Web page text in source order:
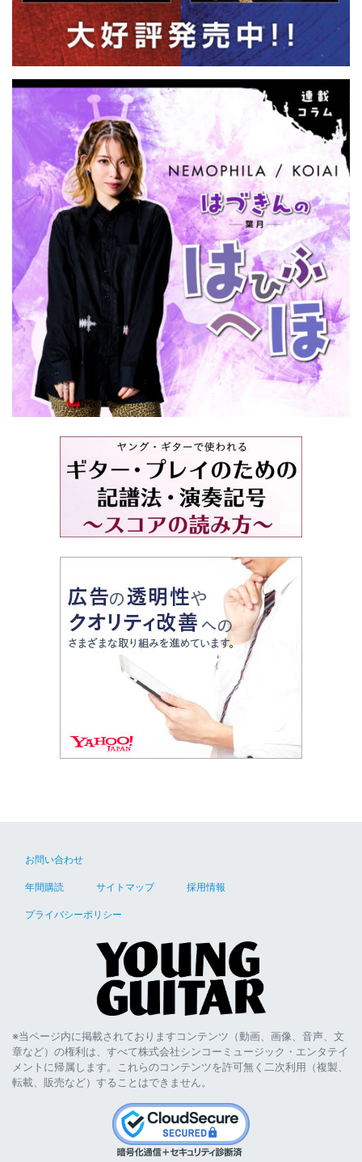
お問い合わせ
年間購読 サイトマップ 採用情報
プライバシーポリシー
※当ページ内に掲載されておりますコンテンツ（動画、画像、音声、文
章など）の権利は、すべて株式会社シンコーミュージック・エンタテイ
メントに帰属します。これらのコンテンツを許可無く二次利用（複製、
転載、販売など）することはできません。